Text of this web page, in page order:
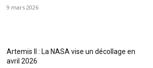
9 mars 2026
Artemis II : La NASA vise un décollage en
avril 2026